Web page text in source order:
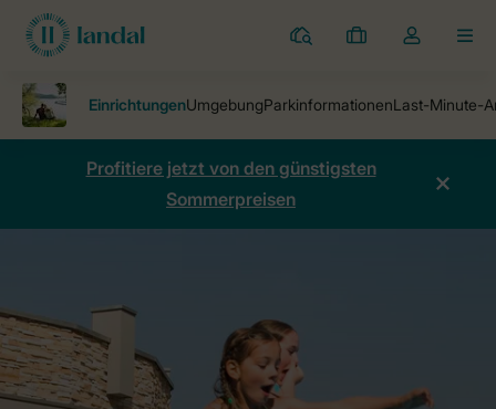
Ferienparks
Meine
Dropdown-
öffnen
Profitiere jetzt von den günstigsten
Sommerpreisen